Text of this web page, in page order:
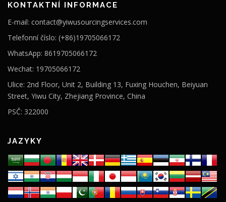
KONTAKTNÍ INFORMACE
E-mail: contact@yiwusourcingservices.com
Telefonní číslo: (+86)19705066172
WhatsApp: 8619705066172
Wechat: 19705066172
Ulice: 2nd Floor, Unit 2, Building 13, Fuxing Houchen, Beiyuan
Street, Yiwu City, Zhejiang Province, China
PSČ: 322000
JAZYKY